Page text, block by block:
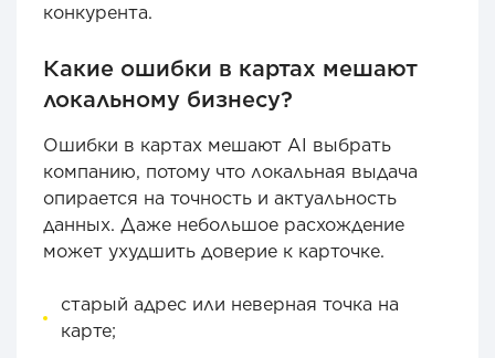
конкурента.
Какие ошибки в картах мешают
локальному бизнесу?
Ошибки в картах мешают AI выбрать
компанию, потому что локальная выдача
опирается на точность и актуальность
данных. Даже небольшое расхождение
может ухудшить доверие к карточке.
старый адрес или неверная точка на
карте;